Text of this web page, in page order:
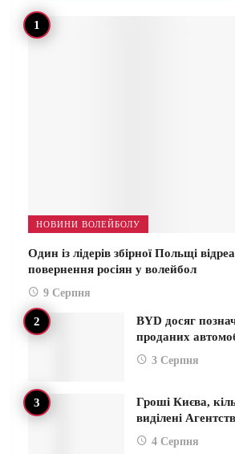
НОВИНИ ВОЛЕЙБОЛУ
Один із лідерів збірної Польщі
повернення росіян у волейбол
9 Серпня
BYD досяг
проданих
3 Серпня
Гроші Києва,
виділені
4 Серпня